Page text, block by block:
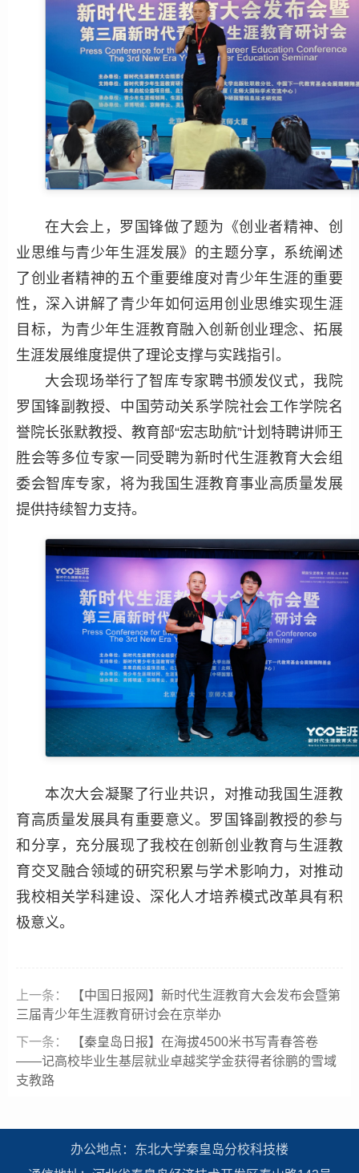
在大会上，罗国锋做了题为《创业者精神、创
业思维与青少年生涯发展》的主题分享，系统阐述
了创业者精神的五个重要维度对青少年生涯的重要
性，深入讲解了青少年如何运用创业思维实现生涯
目标，为青少年生涯教育融入创新创业理念、拓展
生涯发展维度提供了理论支撑与实践指引。
大会现场举行了智库专家聘书颁发仪式，我院
罗国锋副教授、中国劳动关系学院社会工作学院名
誉院长张默教授、教育部“宏志助航”计划特聘讲师王
胜会等多位专家一同受聘为新时代生涯教育大会组
委会智库专家，将为我国生涯教育事业高质量发展
提供持续智力支持。
本次大会凝聚了行业共识，对推动我国生涯教
育高质量发展具有重要意义。罗国锋副教授的参与
和分享，充分展现了我校在创新创业教育与生涯教
育交叉融合领域的研究积累与学术影响力，对推动
我校相关学科建设、深化人才培养模式改革具有积
极意义。
上一条：
【中国日报网】新时代生涯教育大会发布会暨第
三届青少年生涯教育研讨会在京举办
下一条：
【秦皇岛日报】在海拔4500米书写青春答卷
——记高校毕业生基层就业卓越奖学金获得者徐鹏的雪域
支教路
办公地点：东北大学秦皇岛分校科技楼